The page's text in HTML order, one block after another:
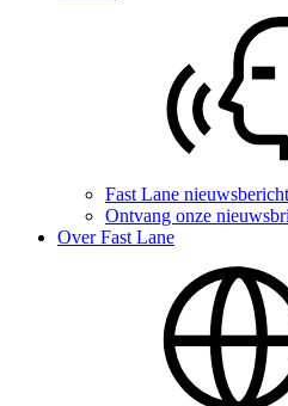
Fast Lane
Ontvang onze
Over Fast Lane